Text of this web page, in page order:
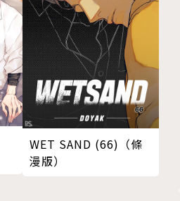
WET SAND (66)（條
漫版）